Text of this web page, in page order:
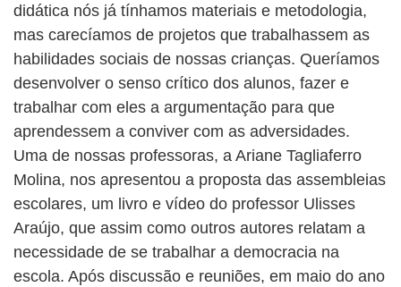
didática nós já tínhamos materiais e metodologia,
mas carecíamos de projetos que trabalhassem as
habilidades sociais de nossas crianças. Queríamos
desenvolver o senso crítico dos alunos, fazer e
trabalhar com eles a argumentação para que
aprendessem a conviver com as adversidades.
Uma de nossas professoras, a Ariane Tagliaferro
Molina, nos apresentou a proposta das assembleias
escolares, um livro e vídeo do professor Ulisses
Araújo, que assim como outros autores relatam a
necessidade de se trabalhar a democracia na
escola. Após discussão e reuniões, em maio do ano